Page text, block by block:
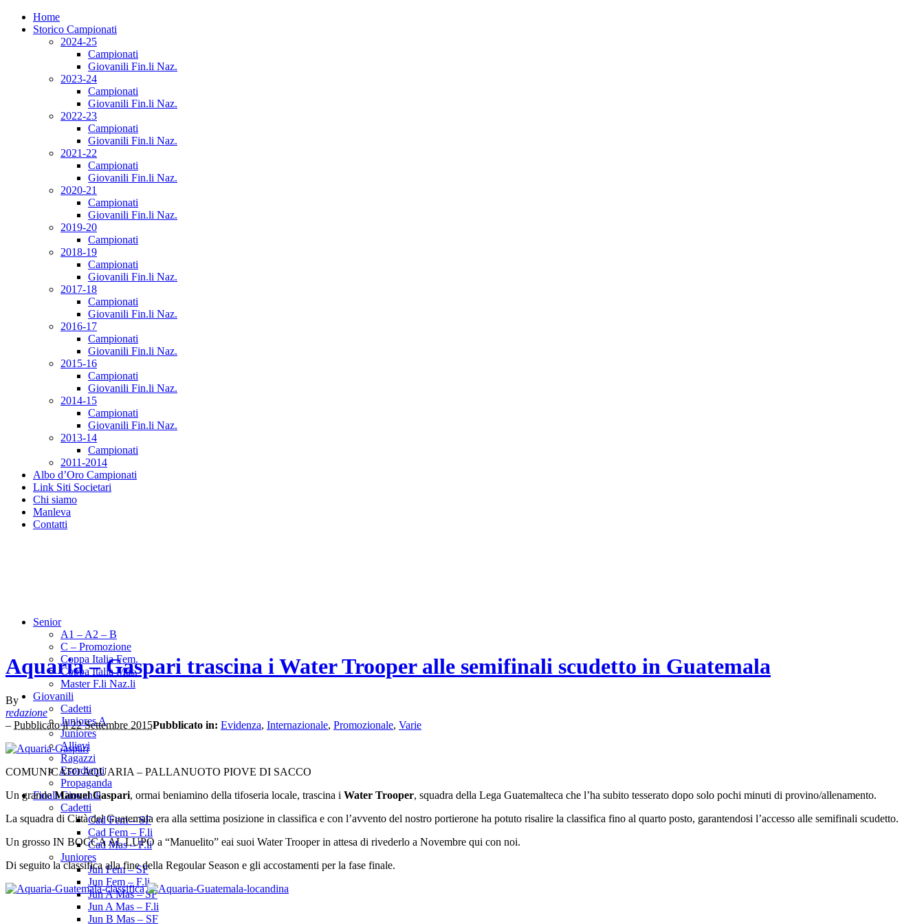
Home
Storico Campionati
2024-25
Campionati
Giovanili Fin.li Naz.
2023-24
Campionati
Giovanili Fin.li Naz.
2022-23
Campionati
Giovanili Fin.li Naz.
2021-22
Campionati
Giovanili Fin.li Naz.
2020-21
Campionati
Giovanili Fin.li Naz.
2019-20
Campionati
2018-19
Campionati
Giovanili Fin.li Naz.
2017-18
Campionati
Giovanili Fin.li Naz.
2016-17
Campionati
Giovanili Fin.li Naz.
2015-16
Campionati
Giovanili Fin.li Naz.
2014-15
Campionati
Giovanili Fin.li Naz.
2013-14
Campionati
2011-2014
Albo d’Oro Campionati
Link Siti Societari
Chi siamo
Manleva
Contatti
Senior
A1 – A2 – B
C – Promozione
Coppa Italia Fem.
Coppa Italia Mas.
Master F.li Naz.li
Giovanili
Cadetti
Juniores A
Juniores
Allievi
Ragazzi
Esordienti
Propaganda
Finali Giovanili
Cadetti
Cad Fem – SF
Cad Fem – F.li
Cad Mas – F.li
Juniores
Jun Fem – SF
Jun Fem – F.li
Jun A Mas – SF
Jun A Mas – F.li
Jun B Mas – SF
Aquaria – Gaspari trascina i Water Trooper alle semifinali scudetto in Guatemala
By
redazione
– Pubblicato il 22 Settembre 2015Pubblicato in: Evidenza, Internazionale, Promozionale, Varie
COMUNICATO AQUARIA – PALLANUOTO PIOVE DI SACCO
Un grandeManuel Gaspari, ormai beniamino della tifoseria locale, trascina i Water Trooper, squadra della Lega Guatemalteca che l’ha subito tesserato dopo solo pochi minuti di provino/allenamento.
La squadra di Città del Guatemala era alla settima posizione in classifica e con l’avvento del nostro portierone ha potuto risalire la classifica fino al quarto posto, garantendosi l’accesso alle semifinali scudetto.
Un grosso IN BOCCA AL LUPO a “Manuelito” eai suoi Water Trooper in attesa di rivederlo a Novembre qui con noi.
Di seguito la classifica alla fine della Regoular Season e gli accostamenti per la fase finale.